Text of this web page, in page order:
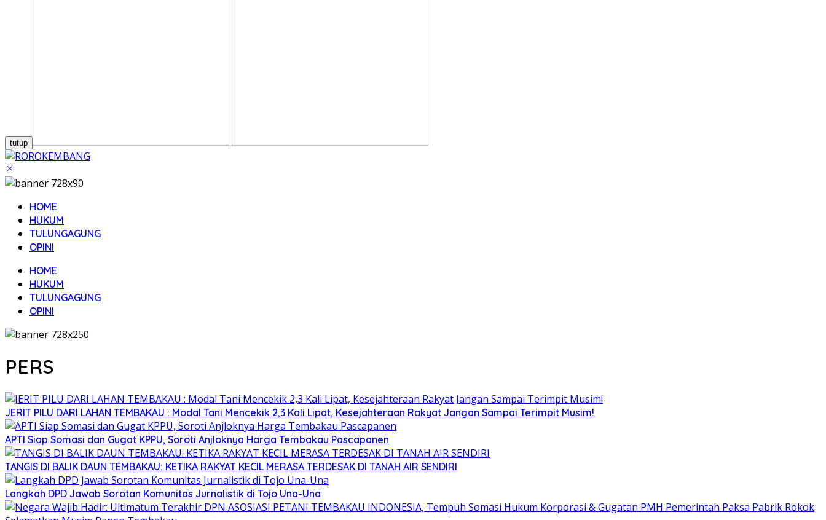
tutup
HOME
HUKUM
TULUNGAGUNG
OPINI
HOME
HUKUM
TULUNGAGUNG
OPINI
PERS
JERIT PILU DARI LAHAN TEMBAKAU ​: Modal Tani Mencekik 2,3 Kali Lipat, Kesejahteraan Rakyat Jangan Sampai Terimpit Musim!
APTI Siap Somasi dan Gugat KPPU, Soroti Anjloknya Harga Tembakau Pascapanen
TANGIS DI BALIK DAUN TEMBAKAU: KETIKA RAKYAT KECIL MERASA TERDESAK DI TANAH AIR SENDIRI
Langkah DPD Jawab Sorotan Komunitas Jurnalistik di Tojo Una-Una